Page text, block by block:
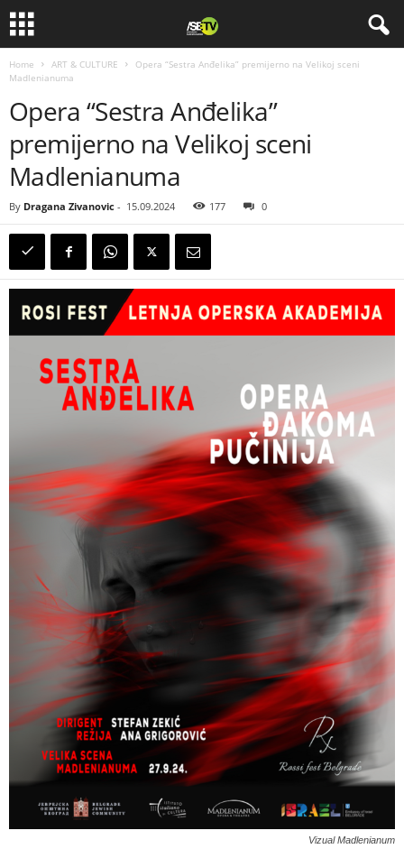
Home ART & CULTURE
Opera “Sestra Anđelika” premijerno na Velikoj sceni
Madlenianuma
Opera “Sestra Anđelika”
premijerno na Velikoj sceni
Madlenianuma
By Dragana Zivanovic - 15.09.2024 177 0
Vizual Madlenianum